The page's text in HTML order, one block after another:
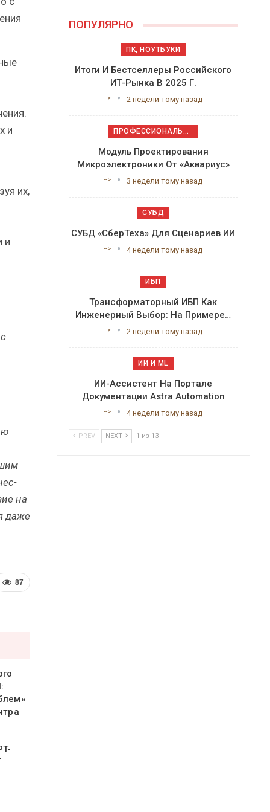
и
их,
и
на
даже
87
ПОПУЛЯРНО
ПК, НОУТБУКИ
Итоги И Бестселлеры Российского
ИТ-Рынка В 2025 Г.
--> 2 недели тому назад
ПРОФЕССИОНАЛЬНОЕ ПРИКЛАДНОЕ ПО
Модуль Проектирования
Микроэлектроники От «Аквариус»
--> 3 недели тому назад
СУБД
СУБД «СберТеха» Для Сценариев ИИ
--> 4 недели тому назад
ИБП
Трансформаторный ИБП Как
Инженерный Выбор: На Примере…
--> 2 недели тому назад
ИИ И ML
ИИ-Ассистент На Портале
Документации Astra Automation
--> 4 недели тому назад
PREV NEXT 1 из 13